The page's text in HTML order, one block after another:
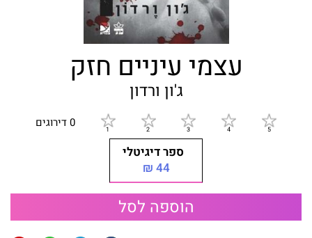
עצמי עיניים חזק
ג'ון ורדון
0 דירוגים
ספר דיגיטלי
44 ₪
הוספה לסל